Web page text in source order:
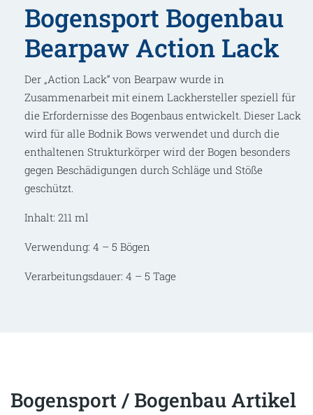
Bogensport Bogenbau
Bearpaw Action Lack
Der „Action Lack“ von Bearpaw wurde in
Zusammenarbeit mit einem Lackhersteller speziell für
die Erfordernisse des Bogenbaus entwickelt. Dieser Lack
wird für alle Bodnik Bows verwendet und durch die
enthaltenen Strukturkörper wird der Bogen besonders
gegen Beschädigungen durch Schläge und Stöße
geschützt.
Inhalt: 211 ml
Verwendung: 4 – 5 Bögen
Verarbeitungsdauer: 4 – 5 Tage
Bogensport / Bogenbau Artikel